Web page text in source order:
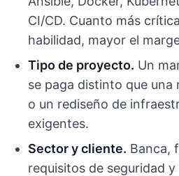
CI/CD. Cuanto más
habilidad, mayor el
Tipo de proyecto. Un
se paga distinto que una
o un rediseño de
exigentes.
Sector y cliente. Banca,
requisitos de seguridad